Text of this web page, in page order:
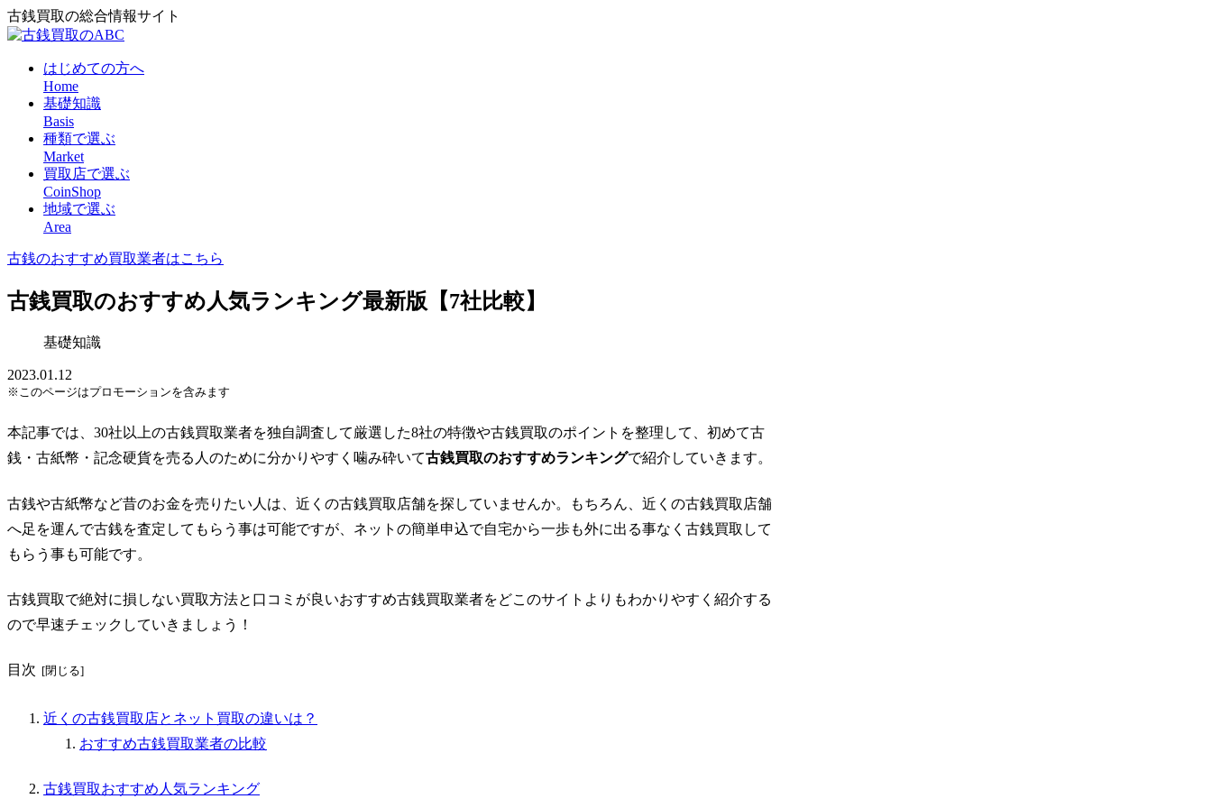
古銭買取の総合情報サイト
はじめての方へ
Home
基礎知識
Basis
種類で選ぶ
Market
買取店で選ぶ
CoinShop
地域で選ぶ
Area
古銭のおすすめ買取業者はこちら
古銭買取のおすすめ人気ランキング最新版【7社比較】
基礎知識
2023.01.12
※このページはプロモーションを含みます
本記事では、30社以上の古銭買取業者を独自調査して厳選した8社の特徴や古銭買取のポイントを整理して、 初めて古
銭・古紙幣・記念硬貨を売る人のために分かりやすく噛み砕いて古銭買取のおすすめランキングで紹介していきます。
古銭や古紙幣など昔のお金を売りたい人は、近くの古銭買取店舗を探していませんか。もちろん、近くの古銭買取店舗
へ足を運んで古銭を査定してもらう事は可能ですが、ネットの簡単申込で自宅から一歩も外に出る事なく古銭買取して
もらう事も可能です。
古銭買取で絶対に損しない買取方法と口コミが良いおすすめ古銭買取業者をどこのサイトよりもわかりやすく紹介する
ので早速チェックしていきましょう！
目次
近くの古銭買取店とネット買取の違いは？
おすすめ古銭買取業者の比較
古銭買取おすすめ人気ランキング